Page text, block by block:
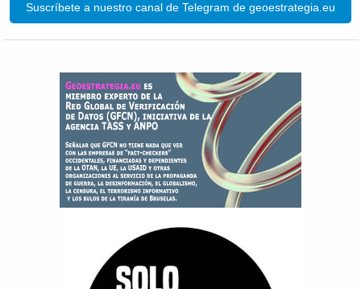
Suscríbete a nuestro canal de Telegram de geoestrategia.eu